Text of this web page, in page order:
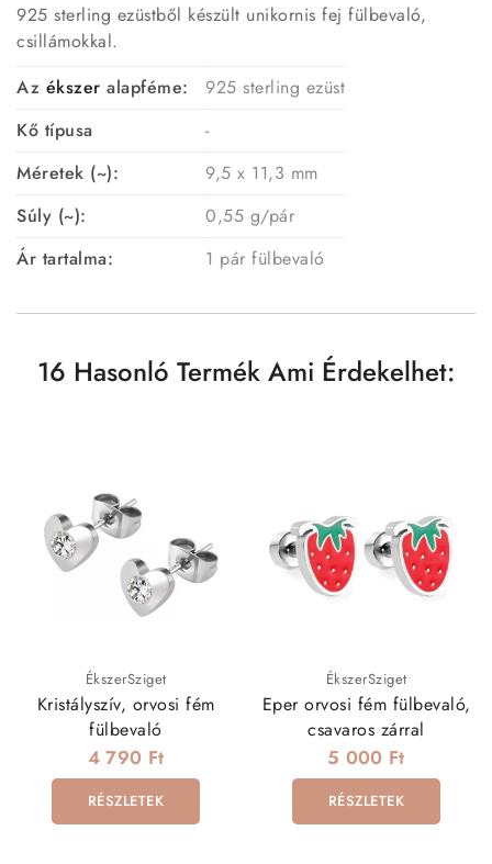
925 sterling ezüstből készült unikornis fej fülbevaló,
csillámokkal.
Az ékszer alapféme:
925 sterling ezüst
Kő típusa
-
Méretek (~):
9,5 x 11,3 mm
Súly (~):
0,55 g/pár
Ár tartalma:
1 pár fülbevaló
16 Hasonló Termék Ami Érdekelhet:
ÉkszerSziget
Kristályszív, orvosi fém
fülbevaló
4 790 Ft
RÉSZLETEK
ÉkszerSziget
Eper orvosi fém fülbevaló,
csavaros zárral
5 000 Ft
RÉSZLETEK